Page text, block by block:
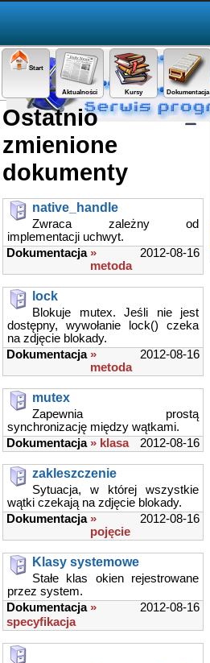
Start
Aktualności Kursy Dokumentacja
Ostatnio
zmienione
dokumenty
native_handle
Zwraca zależny od
implementacji uchwyt.
2012-08-16
Dokumentacja »
metoda
lock
Blokuje mutex. Jeśli nie jest
dostępny, wywołanie lock() czeka
na zdjęcie blokady.
2012-08-16
Dokumentacja »
metoda
mutex
Zapewnia prostą
synchronizację między wątkami.
2012-08-16
Dokumentacja » klasa
zakleszczenie
Sytuacja, w której wszystkie
wątki czekają na zdjęcie blokady.
2012-08-16
Dokumentacja »
pojęcie
Klasy systemowe
Stałe klas okien rejestrowane
przez system.
2012-08-16
Dokumentacja »
specyfikacja